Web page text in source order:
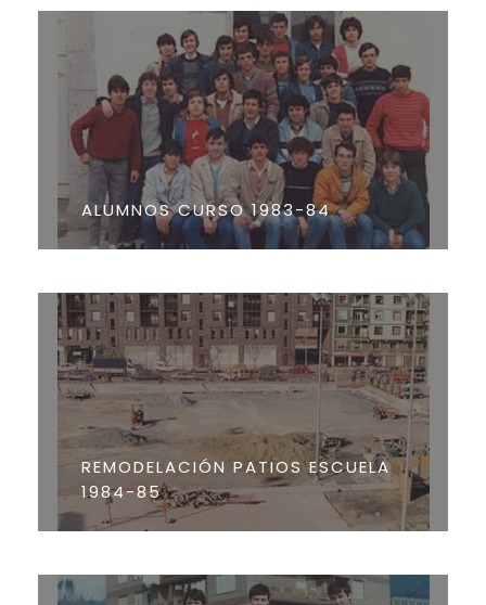
ALUMNOS CURSO 1983-84
REMODELACIÓN PATIOS ESCUELA
1984-85